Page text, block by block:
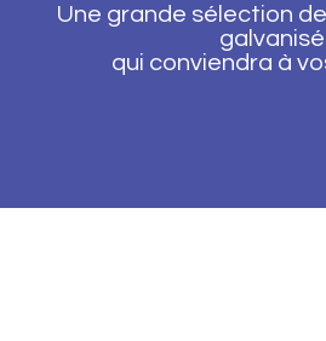
Une grande sélection
galvanisé
qui conviendra à